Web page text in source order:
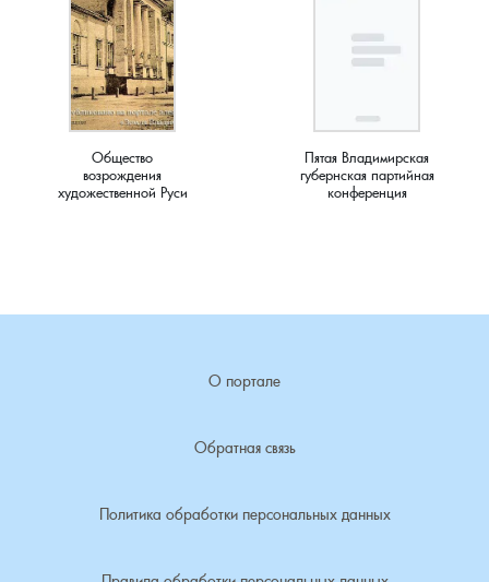
Общество
возрождения
художественной Руси
Пятая Владимирская
губернская партийная
конференция
О портале
Обратная связь
Политика обработки персональных данных